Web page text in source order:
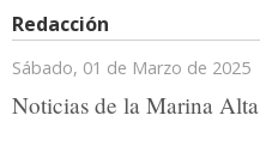
Redacción
Sábado, 01 de Marzo de 2025
Noticias de la Marina Alta